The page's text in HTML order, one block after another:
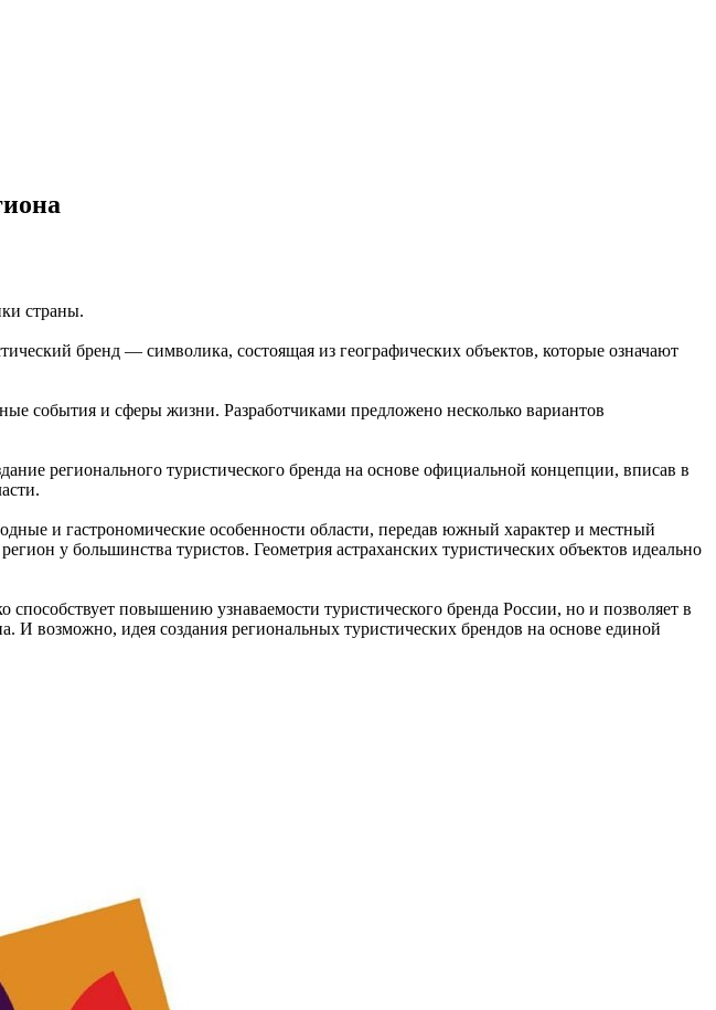
страны.
бренд — символика, состоящая из географических объектов, которые означают
события и сферы жизни. Разработчиками предложено несколько вариантов
регионального туристического бренда на основе официальной концепции, вписав в
и гастрономические особенности области, передав южный характер и местный
у большинства туристов. Геометрия астраханских туристических объектов идеально
повышению узнаваемости туристического бренда России, но и позволяет в
И возможно, идея создания региональных туристических брендов на основе единой